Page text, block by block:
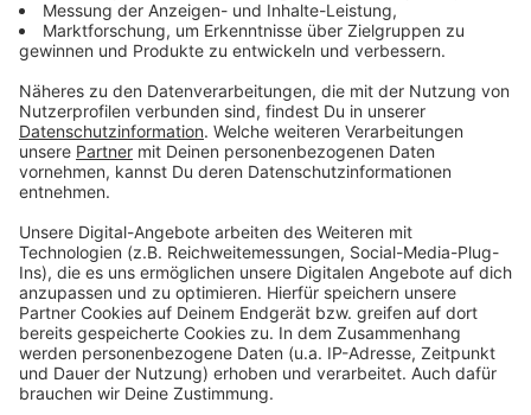
klappt das Arbeiten im Team
TAT0186 – Priming: Wie sich Onlinekunden
TAT0185 – 4 Tools die ich dauernd im Einsatz
habe
TAT0184 – 5 kreative Postingideen für
Facebook
TAT0183 – so strukturierst du deine Facebook
Kampagnen
TAT0182 – low hanging fruits für dein Content
Marketing
TAT0181 – Schritt für Schritt Anleitung zum
monatlichen Contentplan (inkl. Download)
TAT0180 – Claus Zerenko: „Du kannst